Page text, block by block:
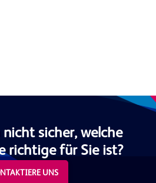
nicht sicher, welche
richtige für Sie ist?
UNS